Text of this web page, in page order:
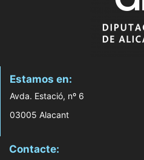
Estamos en:
Avda. Estació, nº 6
03005 Alacant
Contacte: